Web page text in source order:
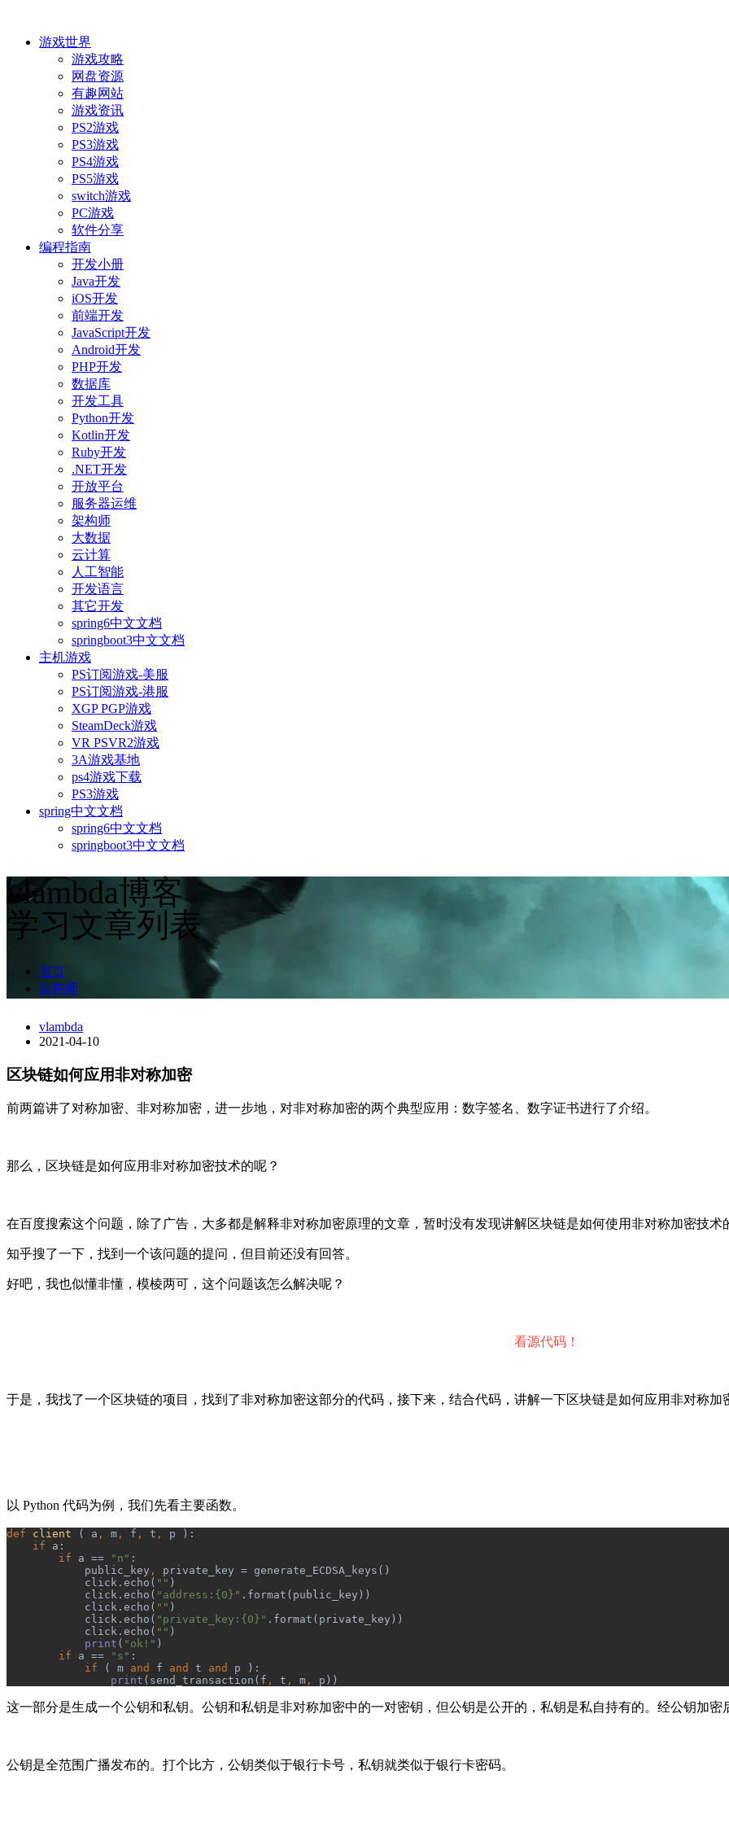
游戏世界
游戏攻略
网盘资源
有趣网站
游戏资讯
PS2游戏
PS3游戏
PS4游戏
PS5游戏
switch游戏
PC游戏
软件分享
编程指南
开发小册
Java开发
iOS开发
前端开发
JavaScript开发
Android开发
PHP开发
数据库
开发工具
Python开发
Kotlin开发
Ruby开发
.NET开发
开放平台
服务器运维
架构师
大数据
云计算
人工智能
开发语言
其它开发
spring6中文文档
springboot3中文文档
主机游戏
PS订阅游戏-美服
PS订阅游戏-港服
XGP PGP游戏
SteamDeck游戏
VR PSVR2游戏
3A游戏基地
ps4游戏下载
PS3游戏
spring中文文档
spring6中文文档
springboot3中文文档
vlambda博客
学习文章列表
首页
架构师
vlambda
2021-04-10
区块链如何应用非对称加密
前两篇讲了对称加密、非对称加密，进一步地，对非对称加密的两个典型应用：数字签名、数字证书进行了介绍。
那么，区块链是如何应用非对称加密技术的呢？
在百度搜索这个问题，除了广告，大多都是解释非对称加密原理的文章，暂时没有发现讲解区块链是如何使用非对称加密技术
知乎搜了一下，找到一个该问题的提问，但目前还没有回答。
好吧，我也似懂非懂，模棱两可，这个问题该怎么解决呢？
看源代码！
于是，我找了一个区块链的项目，找到了非对称加密这部分的代码，接下来，结合代码，讲解一下区块链是如何应用非对称加
以 Python 代码为例，我们先看主要函数。
def client ( a , m , f , t , p ):
if a:
if a == "n" :
            public_key
, private_key = generate_ECDSA_keys()
            click.echo(
"" )
            click.echo(
"address:{0}" .format(public_key))
            click.echo(
"" )
            click.echo(
"private_key:{0}" .format(private_key))
            click.echo(
"" )
print ( "ok!" )
if a == "s" :
if
( m and f and t and p ):
print (send_transaction(f , t , m , p))
这一部分是生成一个公钥和私钥。公钥和私钥是非对称加密中的一对密钥，但公钥是公开的，私钥是私自持有的。经公钥加密
公钥是全范围广播发布的。打个比方，公钥类似于银行卡号，私钥就类似于银行卡密码。